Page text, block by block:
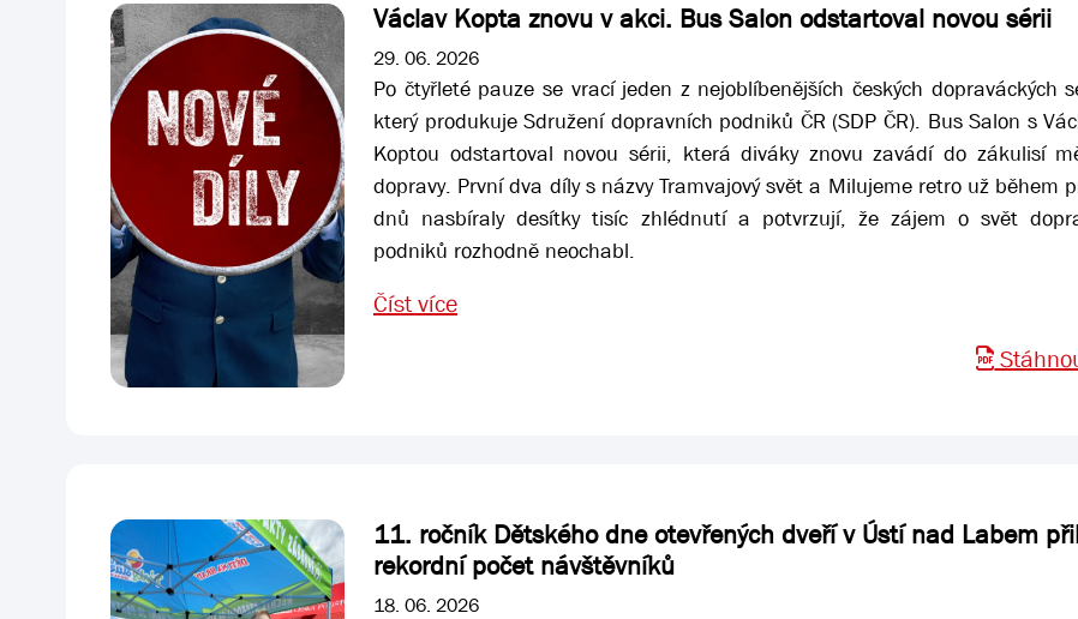
Václav Kopta znovu v akci. Bus Salon odstartoval novou sérii
29. 06. 2026
Po čtyřleté pauze se vrací jeden z nejoblíbenějších českých dopraváckých
který produkuje Sdružení dopravních podniků ČR (SDP ČR). Bus Salon s
Koptou odstartoval novou sérii, která diváky znovu zavádí do zákulisí
dopravy. První dva díly s názvy Tramvajový svět a Milujeme retro už během
dnů nasbíraly desítky tisíc zhlédnutí a potvrzují, že zájem o svět
podniků rozhodně neochabl.
Číst více
11. ročník Dětského dne otevřených dveří v Ústí nad Labem
rekordní počet návštěvníků
18. 06. 2026